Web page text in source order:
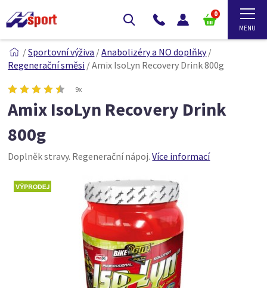
0
/Sportovní výživa /Anabolizéry a NO doplňky/
Regenerační směsi /Amix IsoLyn Recovery Drink 800g
9x
Amix IsoLyn Recovery Drink
800g
Doplněk stravy. Regenerační nápoj.Více informací